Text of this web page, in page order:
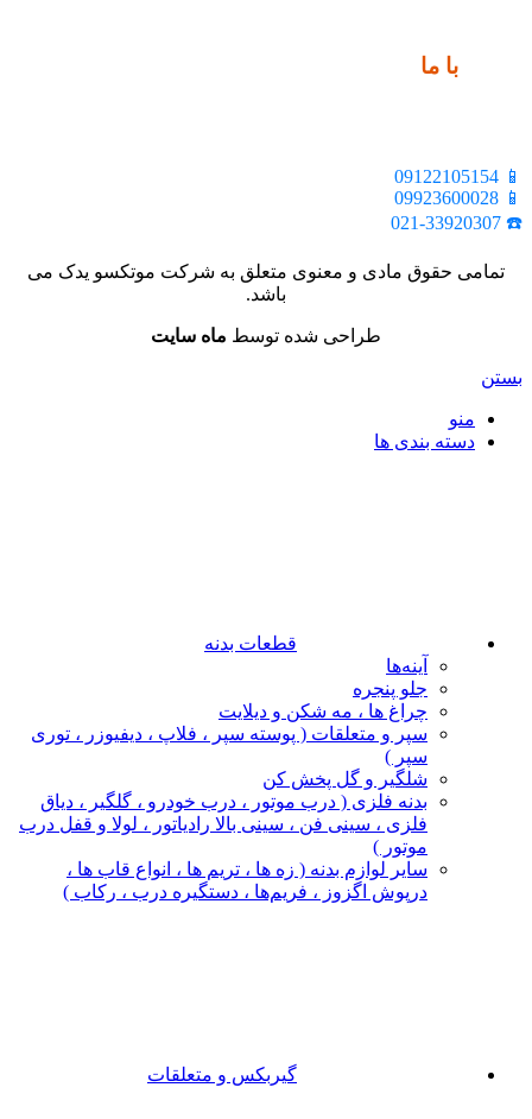
با ما
📱 09122105154
📱 09923600028
☎️ 021-33920307
تمامی حقوق مادی و معنوی متعلق به شرکت موتکسو یدک می
باشد.
طراحی شده توسط ماه سایت
بستن
منو
دسته بندی ها
قطعات بدنه
آینه‌ها
جلو پنجره
چراغ‌ ها ، مه‌ شکن و دیلایت
سپر و متعلقات ( پوسته سپر ، فلاپ ، دیفیوزر ، توری
سپر )
شلگیر و گل‌ پخش‌ کن
بدنه فلزی ( درب موتور ، درب خودرو ، گلگیر ، دیاق
فلزی ، سینی فن ، سینی بالا رادیاتور ، لولا و قفل درب
موتور )
سایر لوازم بدنه ( زه ها ، تریم ها ، انواع قاب ها ،
درپوش اگزوز ، فریم‌ها ، دستگیره درب ، رکاب )
گیربکس و متعلقات